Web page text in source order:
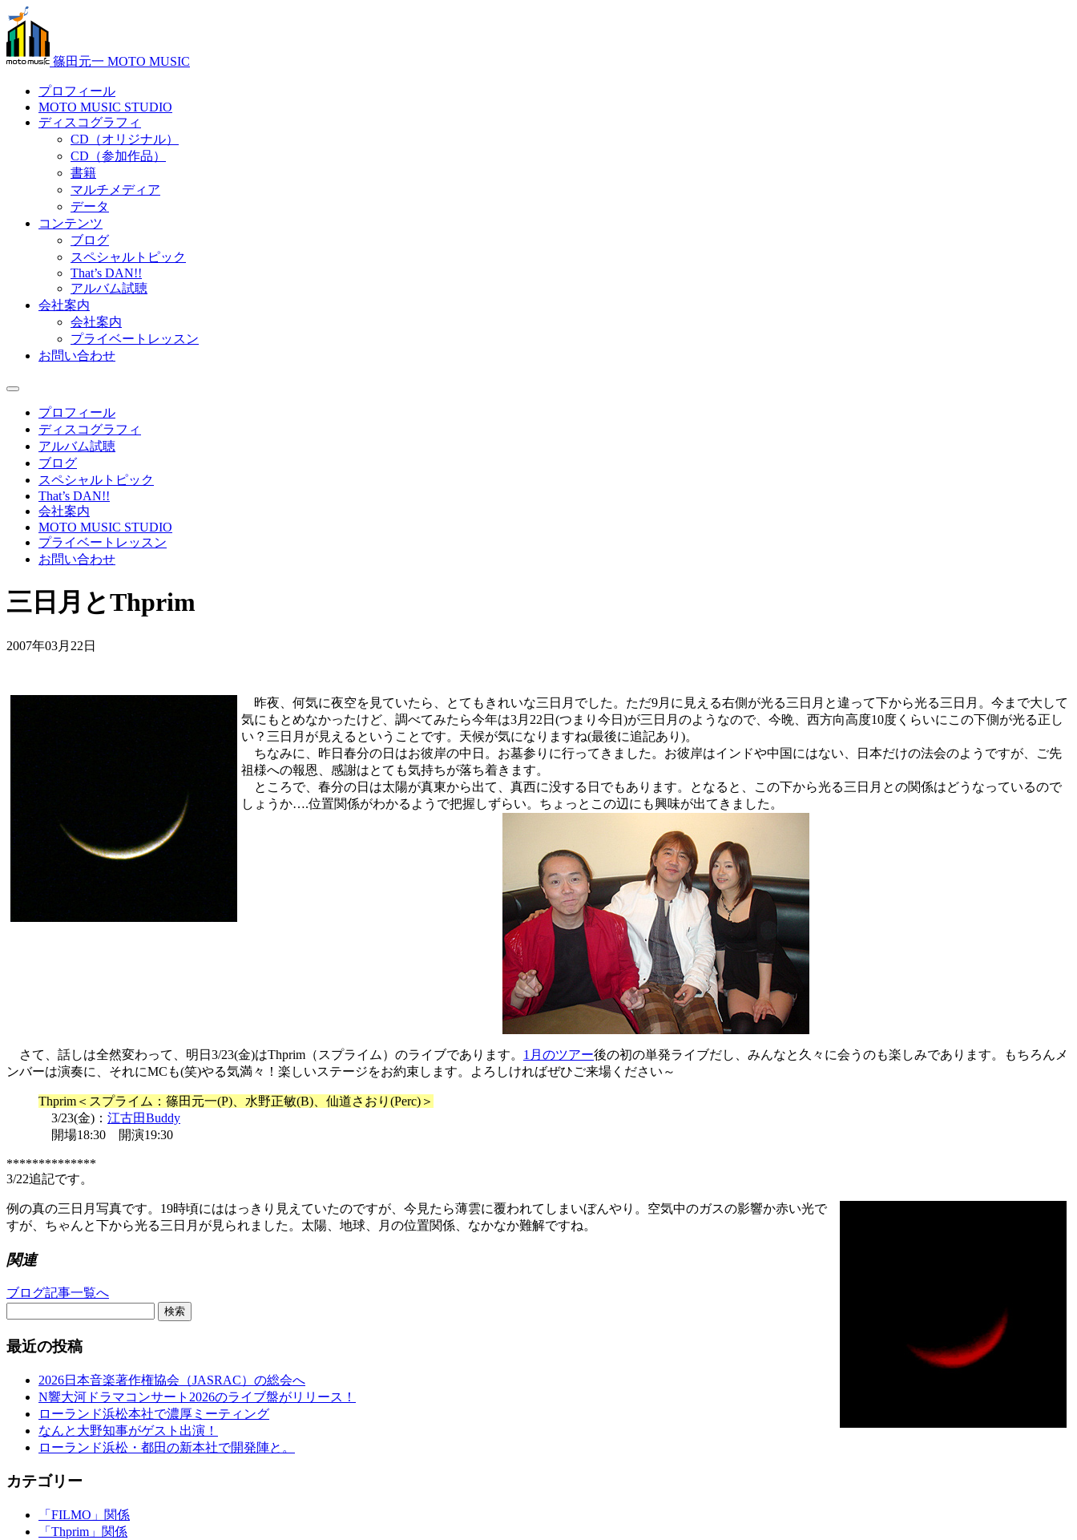
篠田元一 MOTO MUSIC
プロフィール
MOTO MUSIC STUDIO
ディスコグラフィ
CD（オリジナル）
CD（参加作品）
書籍
マルチメディア
データ
コンテンツ
ブログ
スペシャルトピック
That’s DAN!!
アルバム試聴
会社案内
会社案内
プライベートレッスン
お問い合わせ
プロフィール
ディスコグラフィ
アルバム試聴
ブログ
スペシャルトピック
That’s DAN!!
会社案内
MOTO MUSIC STUDIO
プライベートレッスン
お問い合わせ
三日月とThprim
2007年03月22日
昨夜、何気に夜空を見ていたら、とてもきれいな三日月でした。ただ9月に見える右側が光る三日月と違って下から光る三日月。今まで大して
気にもとめなかったけど、調べてみたら今年は3月22日(つまり今日)が三日月のようなので、今晩、西方向高度10度くらいにこの下側が光る正し
い？三日月が見えるということです。天候が気になりますね(最後に追記あり)。
ちなみに、昨日春分の日はお彼岸の中日。お墓参りに行ってきました。お彼岸はインドや中国にはない、日本だけの法会のようですが、ご先
祖様への報恩、感謝はとても気持ちが落ち着きます。
ところで、春分の日は太陽が真東から出て、真西に没する日でもあります。となると、この下から光る三日月との関係はどうなっているので
しょうか….位置関係がわかるようで把握しずらい。ちょっとこの辺にも興味が出てきました。
さて、話しは全然変わって、明日3/23(金)はThprim（スプライム）のライブであります。 1月のツアー後の初の単発ライブだし、みんなと久々に会うのも楽しみであります。もちろんメ
ンバーは演奏に、それにMCも(笑)やる気満々！楽しいステージをお約束します。よろしければぜひご来場ください～
Thprim＜スプライム：篠田元一(P)、水野正敏(B)、仙道さおり(Perc)＞
3/23(金)： 江古田Buddy
開場18:30 開演19:30
**************
3/22追記です。
例の真の三日月写真です。19時頃にははっきり見えていたのですが、今見たら薄雲に覆われてしまいぼんやり。空気中のガスの影響か赤い光で
すが、ちゃんと下から光る三日月が見られました。太陽、地球、月の位置関係、なかなか難解ですね。
関連
ブログ記事一覧へ
検索
最近の投稿
2026日本音楽著作権協会（JASRAC）の総会へ
N響大河ドラマコンサート2026のライブ盤がリリース！
ローランド浜松本社で濃厚ミーティング
なんと大野知事がゲスト出演！
ローランド浜松・都田の新本社で開発陣と。
カテゴリー
「FILMO」関係
「Thprim」関係